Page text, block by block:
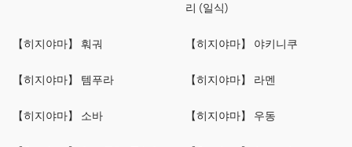
리 (일식)
【히지야마】 훠궈 【히지야마】 야키니쿠
【히지야마】 템푸라 【히지야마】 라멘
【히지야마】 소바 【히지야마】 우동